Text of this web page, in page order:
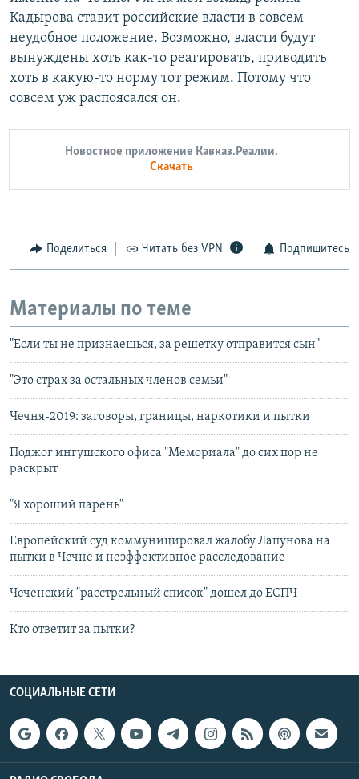
Кадырова ставит российские власти в совсем
неудобное положение. Возможно, власти будут
вынуждены хоть как-то реагировать, приводить
хоть в какую-то норму тот режим. Потому что
совсем уж распоясался он.
Новостное приложение Кавказ.Реалии.
Скачать
Поделиться Читать без VPN Подпишитесь
Материалы по теме
"Если ты не признаешься, за решетку отправится сын"
"Это страх за остальных членов семьи"
Чечня-2019: заговоры, границы, наркотики и пытки
Поджог ингушского офиса "Мемориала" до сих пор не
раскрыт
"Я хороший парень"
Европейский суд коммуницировал жалобу Лапунова на
пытки в Чечне и неэффективное расследование
Чеченский "расстрельный список" дошел до ЕСПЧ
Кто ответит за пытки?
СОЦИАЛЬНЫЕ СЕТИ